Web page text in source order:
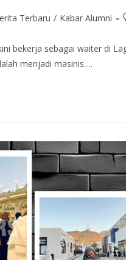
Terbaru / Kabar Alumni
bekerja sebagai waiter di
menjadi masinis.…